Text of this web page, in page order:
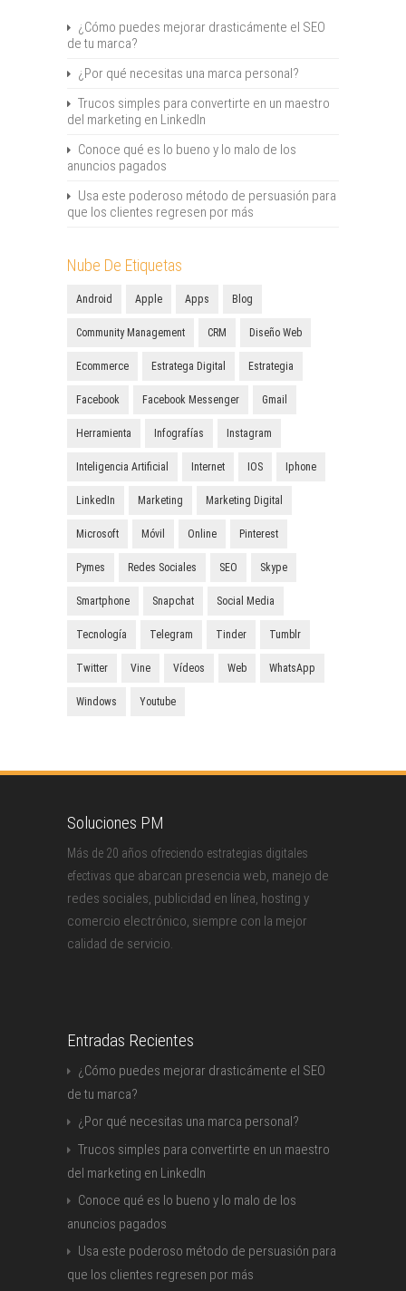
¿Cómo puedes mejorar drasticámente el SEO
de tu marca?
¿Por qué necesitas una marca personal?
Trucos simples para convertirte en un maestro
del marketing en LinkedIn
Conoce qué es lo bueno y lo malo de los
anuncios pagados
Usa este poderoso método de persuasión para
que los clientes regresen por más
Nube De Etiquetas
Android Apple Apps Blog
Community Management CRM Diseño Web
Ecommerce Estratega Digital Estrategia
Facebook Facebook Messenger Gmail
Herramienta Infografías Instagram
Inteligencia Artificial Internet IOS Iphone
LinkedIn Marketing Marketing Digital
Microsoft Móvil Online Pinterest
Pymes Redes Sociales SEO Skype
Smartphone Snapchat Social Media
Tecnología Telegram Tinder Tumblr
Twitter Vine Vídeos Web WhatsApp
Windows Youtube
Soluciones PM
Más de 20 años ofreciendo estrategias digitales
efectivas que abarcan presencia web, manejo de
redes sociales, publicidad en línea, hosting y
comercio electrónico, siempre con la mejor
calidad de servicio.
Entradas Recientes
¿Cómo puedes mejorar drasticámente el SEO
de tu marca?
¿Por qué necesitas una marca personal?
Trucos simples para convertirte en un maestro
del marketing en LinkedIn
Conoce qué es lo bueno y lo malo de los
anuncios pagados
Usa este poderoso método de persuasión para
que los clientes regresen por más